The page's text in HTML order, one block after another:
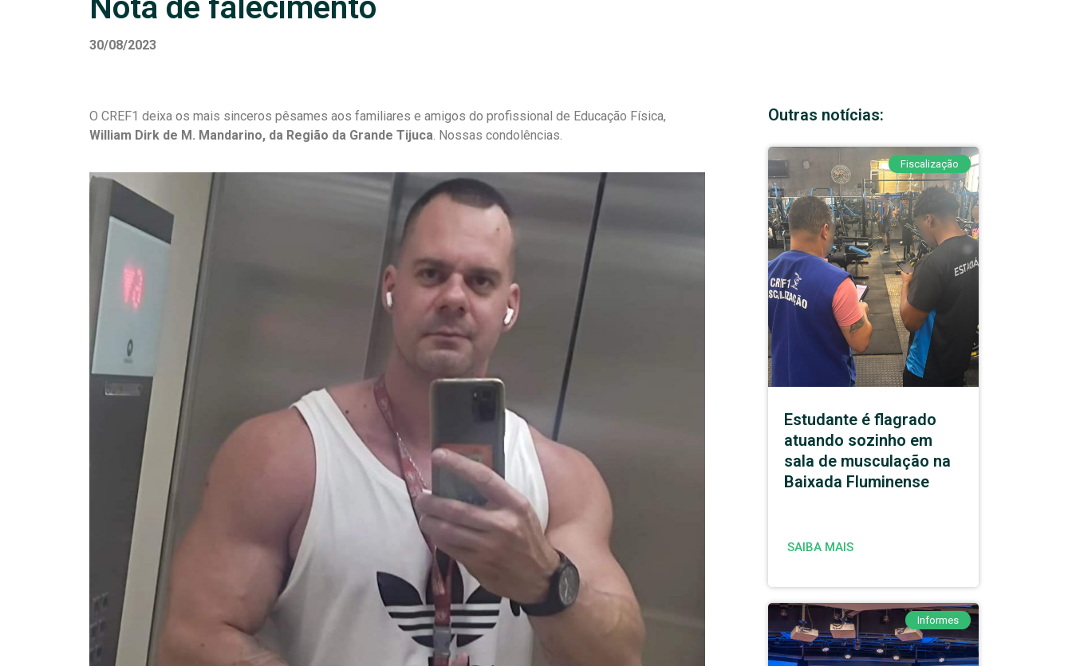
Nota de falecimento
30/08/2023
O CREF1 deixa os mais sinceros pêsames aos familiares e amigos do profissional de Educação Física,
William Dirk de M. Mandarino, da Região da Grande Tijuca. Nossas condolências.
Outras notícias:
Fiscalização
Estudante é flagrado
atuando sozinho em
sala de musculação na
Baixada Fluminense
SAIBA MAIS
Informes